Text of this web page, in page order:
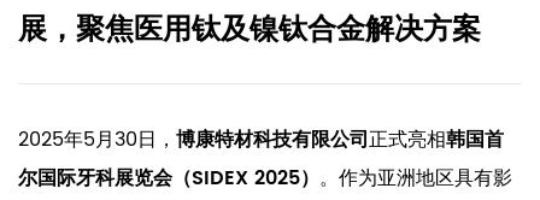
展，聚焦医用钛及镍钛合金解决方案
2025年5月30日， 博康特材科技有限公司正式亮相韩国首
尔国际牙科展览会（SIDEX 2025） 。作为亚洲地区具有影